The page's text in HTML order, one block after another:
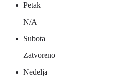
Petak
N/A
Subota
Zatvoreno
Nedelja